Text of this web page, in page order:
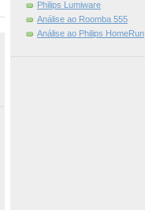
Philips Lumiware
Análise ao Roomba 555
Análise ao Philips HomeRun